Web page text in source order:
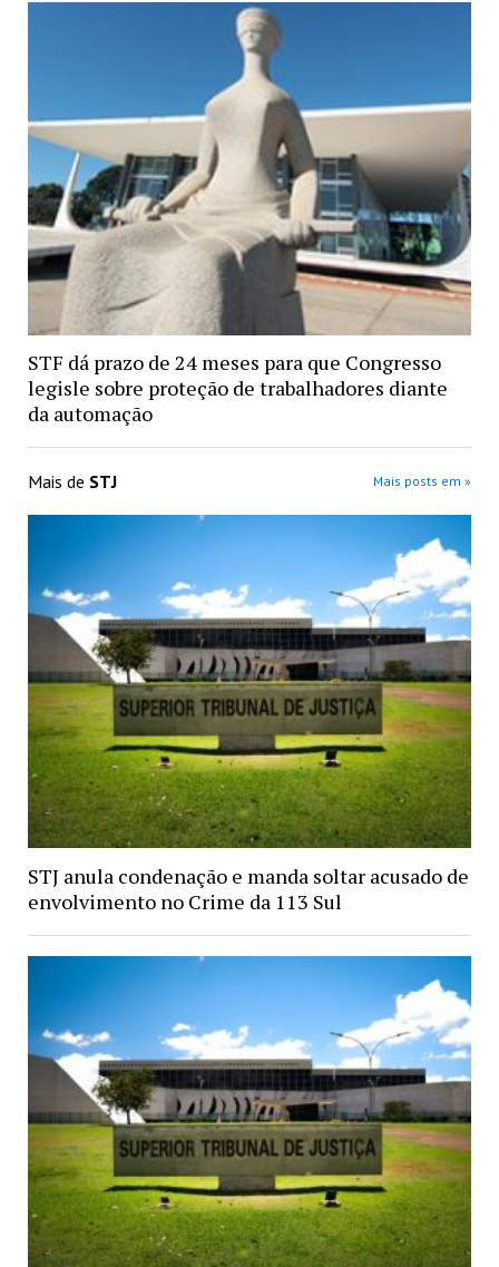
STF dá prazo de 24 meses para que Congresso
legisle sobre proteção de trabalhadores diante
da automação
Mais de STJ Mais posts em »
STJ anula condenação e manda soltar acusado de
envolvimento no Crime da 113 Sul